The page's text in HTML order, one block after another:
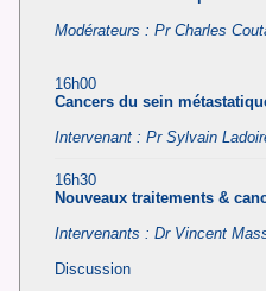
Modérateurs:Pr Charles
16h00
Cancers du sein
Intervenant :Pr Sylvain
16h30
Nouveaux traitements &
Intervenants : Dr Vincent
Discussion